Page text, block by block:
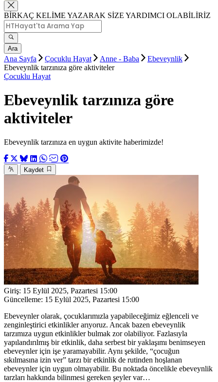
BİRKAÇ KELİME YAZARAK SİZE YARDIMCI OLABİLİRİZ
Ara
Ana Sayfa Çocuklu Hayat Anne - Baba
Ebeveynlik
Ebeveynlik tarzınıza göre aktiviteler
Çocuklu Hayat
Ebeveynlik tarzınıza göre
aktiviteler
Ebeveynlik tarzınıza en uygun aktivite haberimizde!
Kaydet
Giriş: 15 Eylül 2025, Pazartesi 15:00
Güncelleme: 15 Eylül 2025, Pazartesi 15:00
Ebeveynler olarak, çocuklarımızla yapabileceğimiz eğlenceli ve
zenginleştirici etkinlikler arıyoruz. Ancak bazen ebeveynlik
tarzımıza uygun etkinlikler bulmak zor olabiliyor. Fazlasıyla
yapılandırılmış bir etkinlik, daha serbest bir yaklaşımı benimseyen
ebeveynler için işe yaramayabilir. Aynı şekilde, “çocuğun
sıkılmasına izin ver” tarzı bir etkinlik de rutinden hoşlanan
ebeveynler için uygun olmayabilir. Bu noktada öncelikle ebeveynlik
tarzları hakkında bilinmesi gereken şeyler var…